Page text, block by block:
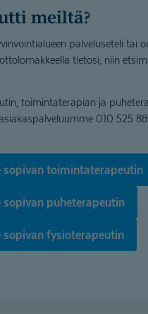
meiltä?
palveluseteli tai
tietosi, niin
toimintaterapian ja
010 525
sopivan toimintaterapeutin
puheterapeutin
sopivan fysioterapeutin